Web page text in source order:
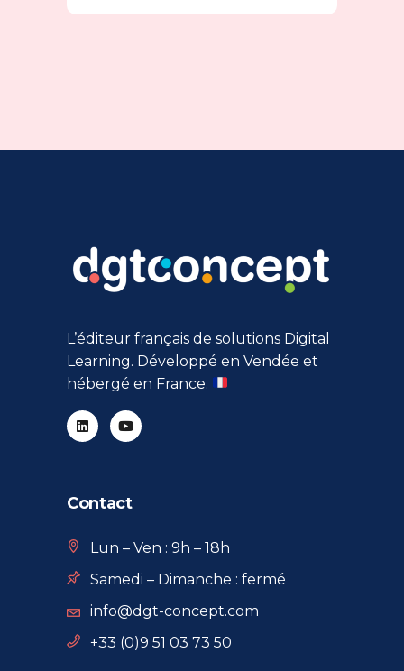
L’éditeur français de solutions Digital
Learning. Développé en Vendée et
hébergé en France.
Contact
Lun – Ven : 9h – 18h
Samedi – Dimanche : fermé
info@dgt-concept.com
+33 (0)9 51 03 73 50